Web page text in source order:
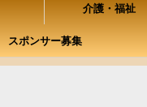
介護・福祉
スポンサー募集